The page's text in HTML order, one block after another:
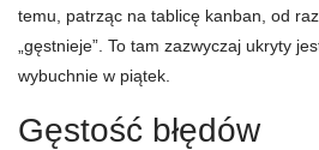
temu, patrząc na tablicę kanban, od
„gęstnieje”. To tam zazwyczaj ukryty
wybuchnie w piątek.
Gęstość błędów